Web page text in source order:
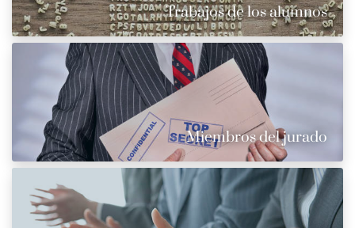
Trabajos de los alumnos
Miembros del jurado